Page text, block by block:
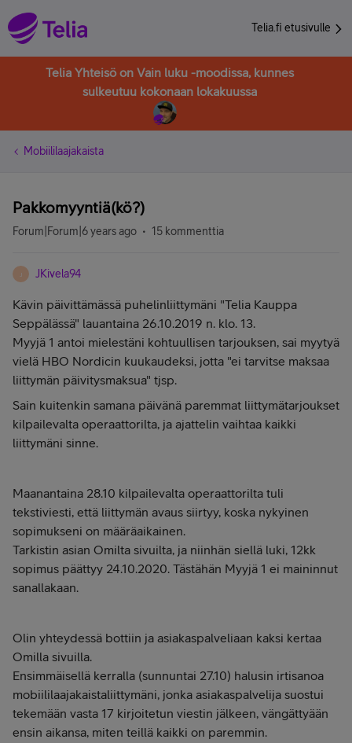
Telia.fi etusivulle
Telia Yhteisö on Vain luku -moodissa, kunnes
sulkeutuu kokonaan lokakuussa
Mobiililaajakaista
Pakkomyyntiä(kö?)
Forum|Forum|6 years ago 15 kommenttia
J JKivela94
Kävin päivittämässä puhelinliittymäni "Telia Kauppa
Seppälässä" lauantaina 26.10.2019 n. klo. 13.
Myyjä 1 antoi mielestäni kohtuullisen tarjouksen, sai myytyä
vielä HBO Nordicin kuukaudeksi, jotta "ei tarvitse maksaa
liittymän päivitysmaksua" tjsp.
Sain kuitenkin samana päivänä paremmat liittymätarjoukset
kilpailevalta operaattorilta, ja ajattelin vaihtaa kaikki
liittymäni sinne.
Maanantaina 28.10 kilpailevalta operaattorilta tuli
tekstiviesti, että liittymän avaus siirtyy, koska nykyinen
sopimukseni on määräaikainen.
Tarkistin asian Omilta sivuilta, ja niinhän siellä luki, 12kk
sopimus päättyy 24.10.2020. Tästähän Myyjä 1 ei maininnut
sanallakaan.
Olin yhteydessä bottiin ja asiakaspalveliaan kaksi kertaa
Omilla sivuilla.
Ensimmäisellä kerralla (sunnuntai 27.10) halusin irtisanoa
mobiililaajakaistaliittymäni, jonka asiakaspalvelija suostui
tekemään vasta 17 kirjoitetun viestin jälkeen, vängättyään
ensin aikansa, miten teillä kaikki on paremmin.